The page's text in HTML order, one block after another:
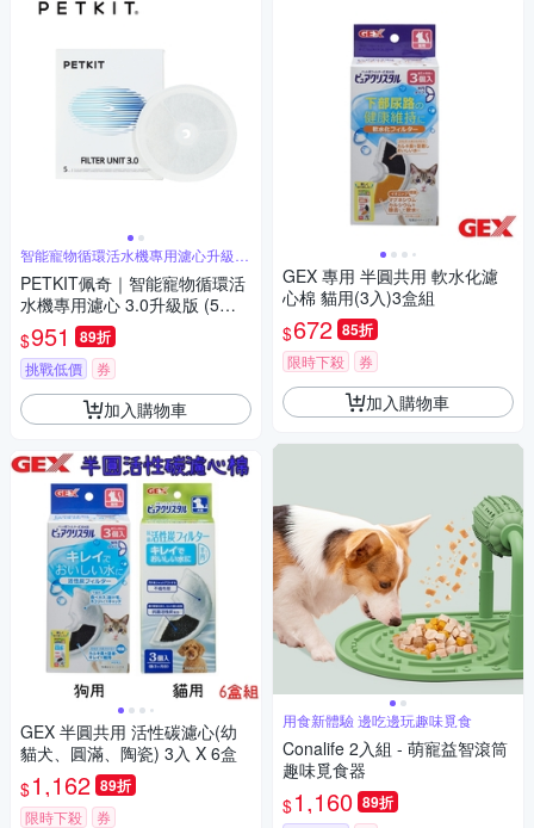
智能寵物循環活水機專用濾心升級
版-5入盒
PETKIT佩奇｜智能寵物循環活
水機專用濾心 3.0升級版 (5入/
盒)
$951 89折
挑戰低價 券
加入購物車
GEX 半圓共用 活性碳濾心(幼
貓犬、圓滿、陶瓷) 3入 X 6盒
$1,162 89折
限時下殺 券
GEX 專用 半圓共用 軟水化濾
心棉 貓用(3入)3盒組
$672 85折
限時下殺 券
加入購物車
用食新體驗 邊吃邊玩趣味覓食
Conalife 2入組 - 萌寵益智滾筒
趣味覓食器
$1,160 89折